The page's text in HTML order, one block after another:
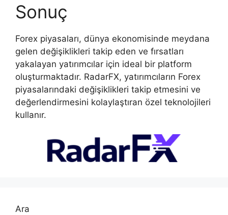
Sonuç
Forex piyasaları, dünya ekonomisinde meydana
gelen değişiklikleri takip eden ve fırsatları
yakalayan yatırımcılar için ideal bir platform
oluşturmaktadır. RadarFX, yatırımcıların Forex
piyasalarındaki değişiklikleri takip etmesini ve
değerlendirmesini kolaylaştıran özel teknolojileri
kullanır.
Ara